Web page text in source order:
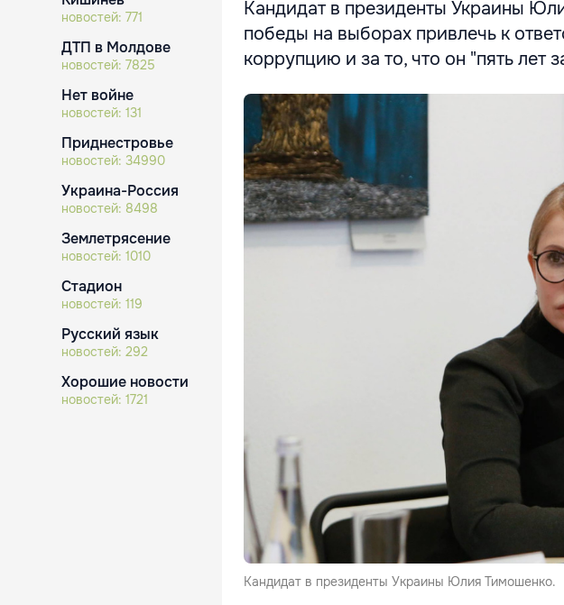
новостей: 771
ДТП в Молдове
новостей: 7825
Нет войне
новостей: 131
Приднестровье
новостей: 34990
Украина-Россия
новостей: 8498
Землетрясение
новостей: 1010
Стадион
новостей: 119
Русский язык
новостей: 292
Хорошие новости
новостей: 1721
Кандидат в президенты Украины
победы на выборах привлечь к
коррупцию и за то, что он "пять лет
Кандидат в президенты Украины Юлия Тимошенко.